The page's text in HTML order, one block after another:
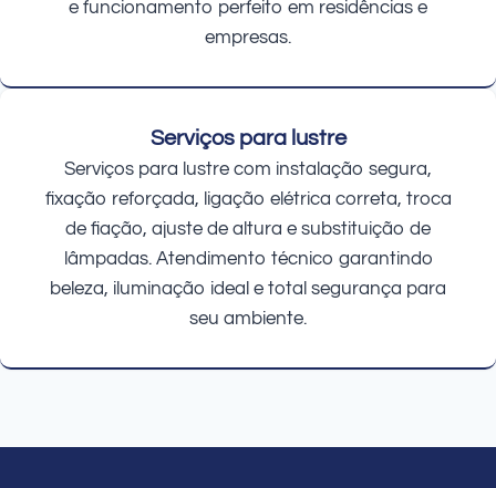
e funcionamento perfeito em residências e
empresas.
Serviços para lustre
Serviços para lustre com instalação segura,
fixação reforçada, ligação elétrica correta, troca
de fiação, ajuste de altura e substituição de
lâmpadas. Atendimento técnico garantindo
beleza, iluminação ideal e total segurança para
seu ambiente.